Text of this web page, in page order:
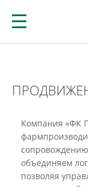
Компания «ФК
объединяем
позволяя